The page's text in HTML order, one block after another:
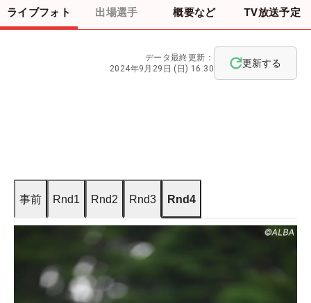
ライブフォト 出場選手 概要など TV放送予定
データ最終更新：
2024年9月29日 (日) 16:30
更新する
事前 Rnd1 Rnd2 Rnd3 Rnd4